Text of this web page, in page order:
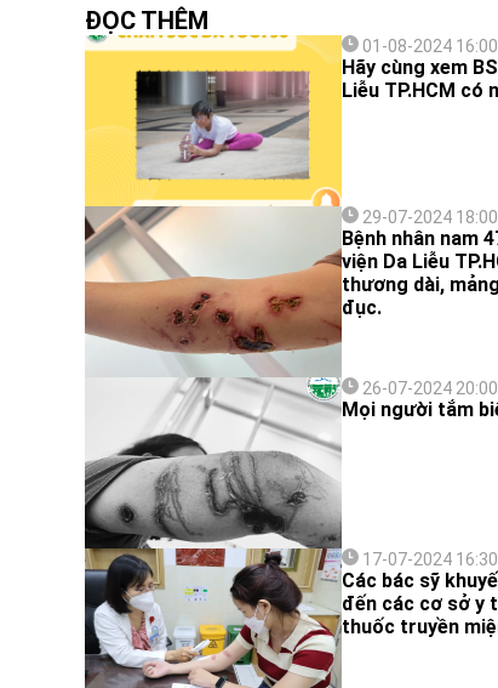
ĐỌC THÊM
01-08-2024
Hãy cùng xem
Liễu TP.HCM có
29-07-2024
Bệnh nhân nam
viện Da Liễu
thương dài,
đục.
26-07-2024
Mọi người tắm
17-07-2024
Các bác sỹ
đến các cơ sở y
thuốc truyền